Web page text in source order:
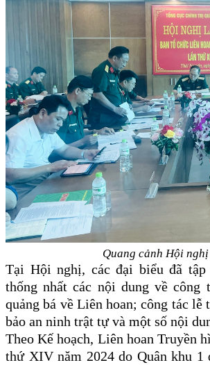
Quang cảnh Hội nghị
Tại Hội nghị, các đại biểu đã tập
thống nhất các nội dung về công
quảng bá về Liên hoan; công tác lễ
bảo an ninh trật tự và một số nội
Theo Kế hoạch, Liên hoan Truyền
thứ XIV năm 2024 do Quân khu 1